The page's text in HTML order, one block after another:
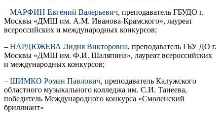
– МАРФИН Евгений Валерьевич, преподаватель ГБУДО г.
Москвы «ДМШ им. А.М. Иванова-Крамского», лауреат
всероссийских и международных конкурсов;
– НАРДЮЖЕВА Лидия Викторовна, преподаватель ГБУ ДО г.
Москвы «ДМШ им. Ф.И. Шаляпина», лауреат всероссийских
и международных конкурсов;
– ШИМКО Роман Павлович, преподаватель Калужского
областного музыкального колледжа им. С.И. Танеева,
победитель Международного конкурса «Смоленский
бриллиант»